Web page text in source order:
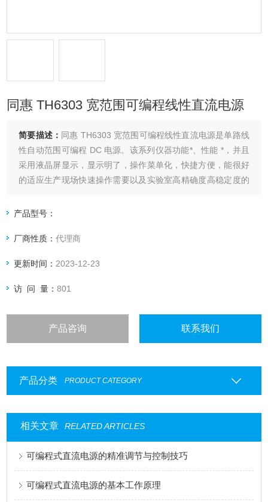
同惠 TH6303 宽范围可编程线性直流电源
简要描述： 同惠 TH6303 宽范围可编程线性直流电源是单路线
性自动范围可编程 DC 电源。该系列仪器功能*、性能 *，并且
采用液晶屏显示，显示明了，操作菜单化，快捷方便，能很好
的适应生产现场快速操作需要以及实验室高精确度高稳定度的
口为仪器使用于计算机远程操作提供了条件。
产品型号：
厂商性质：代理商
更新时间： 2023-12-23
访 问 量：801
产品咨询 联系我们
产品分类 PRODUCT CATEGORY
相关文章 RELATED ARTICLES
可编程式直流电源的精准调节与控制技巧
可编程式直流电源的基本工作原理